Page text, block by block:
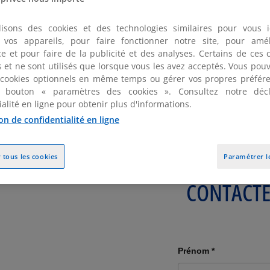
lui permettent également d’accompagner ses
plus de 4 ans, Xavier conseille une clientèle
particulière en matière de contrôle des investissements
anime régulièrement des séminaires et rédige des
Cabinet.
des cookies et des technologies similaires pour vous
vos appareils, pour faire fonctionner notre site, pour
et pour faire de la publicité et des analyses. Certains de ces
ne sont utilisés que lorsque vous les avez acceptés. Vous
optionnels en même temps ou gérer vos propres
« paramètres des cookies ». Consultez notre
en ligne pour obtenir plus d'informations.
de confidentialité en ligne
Paramétrer
les cookies